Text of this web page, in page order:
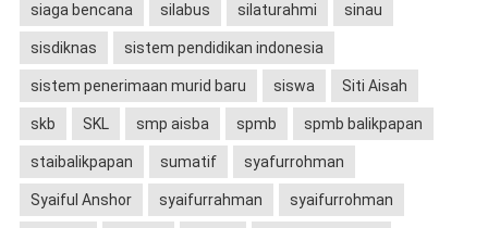
siaga bencana silabus silaturahmi sinau
sisdiknas sistem pendidikan indonesia
sistem penerimaan murid baru siswa Siti Aisah
skb SKL smp aisba spmb spmb balikpapan
staibalikpapan sumatif syafurrohman
Syaiful Anshor syaifurrahman syaifurrohman